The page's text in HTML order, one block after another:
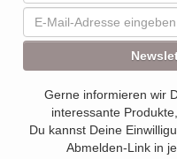
Gerne informieren wir
interessante
Du kannst Deine
Abmelden-Link in